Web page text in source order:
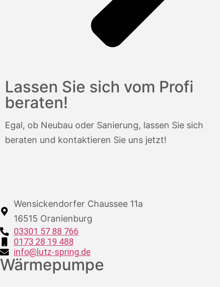
Lassen Sie sich vom Profi
beraten!
Egal, ob Neubau oder Sanierung, lassen Sie sich
beraten und kontaktieren Sie uns jetzt!
Wensickendorfer Chaussee 11a
16515 Oranienburg
03301 57 88 766
0173 28 19 488
info@lutz-spring.de
Wärmepumpe